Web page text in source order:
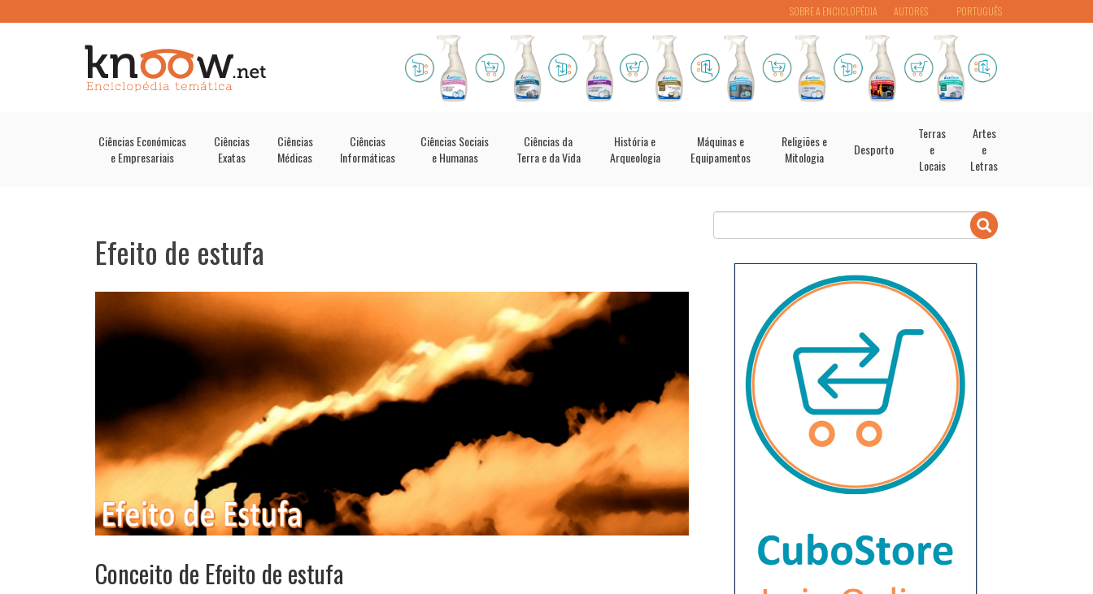
PORTUGUÊS
SOBRE A ENCICLOPÉDIA AUTORES
Ciências Económicas
e Empresariais
Ciências
Exatas
Ciências
Médicas
Ciências
Informáticas
Ciências Sociais
e Humanas
Ciências da
Terra e da Vida
História e
Arqueologia
Máquinas e
Equipamentos
Religiões e
Mitologia
Desporto
Terras
e
Locais
Artes
e
Letras
Efeito de estufa
Conceito de Efeito de estufa